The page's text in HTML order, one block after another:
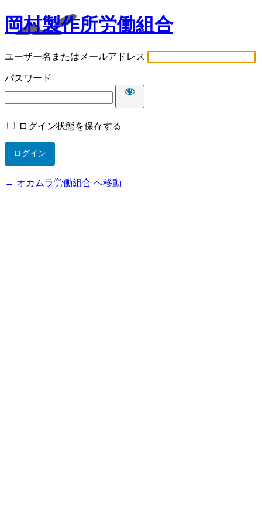
岡村製作所労働組合
ユーザー名またはメールアドレス
パスワード
ログイン状態を保存する
← オカムラ労働組合 へ移動